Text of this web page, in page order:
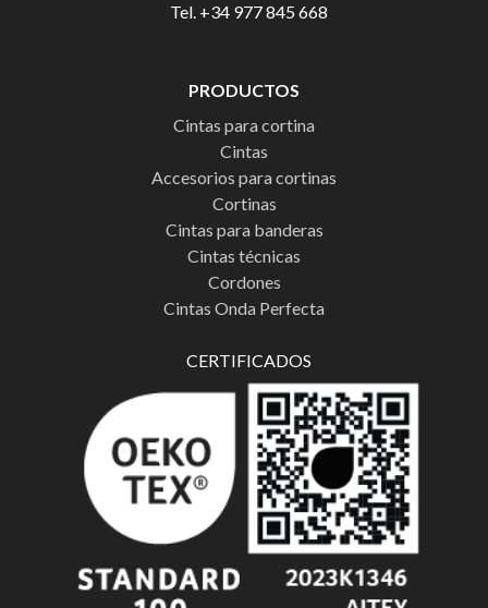
Tel. +34 977 845 668
PRODUCTOS
Cintas para cortina
Cintas
Accesorios para cortinas
Cortinas
Cintas para banderas
Cintas técnicas
Cordones
Cintas Onda Perfecta
CERTIFICADOS